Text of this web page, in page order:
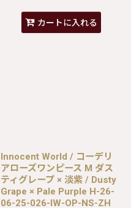
カートに入れる
Innocent World / コーデリ
アローズワンピース M ダス
ティグレープ × 淡紫 / Dusty
Grape × Pale Purple H-26-
06-25-026-IW-OP-NS-ZH